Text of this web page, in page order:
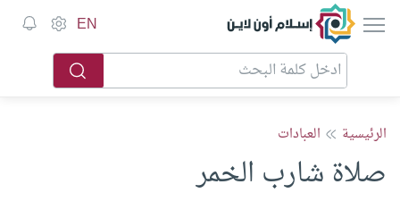
إسلام أون لاين EN
الرئيسية العبادات
صلاة شارب الخمر